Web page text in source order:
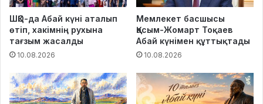
ШҚО-да Абай күні аталып
өтіп, хакімнің рухына
тағзым жасалды
10.08.2026
Мемлекет басшысы
Қасым-Жомарт Тоқаев
Абай күнімен құттықтады
10.08.2026